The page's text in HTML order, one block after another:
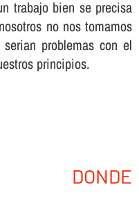
trabajo bien se precisa
no nos tomamos
problemas con el
principios.
DONDE